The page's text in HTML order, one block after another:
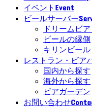
イベント Event
ビールサーバー
ドリームビ
ビールの縁側
キリンビー
レストラン・ビア
国内から探す
海外から探す
ビアガーデン
お問い合わせ